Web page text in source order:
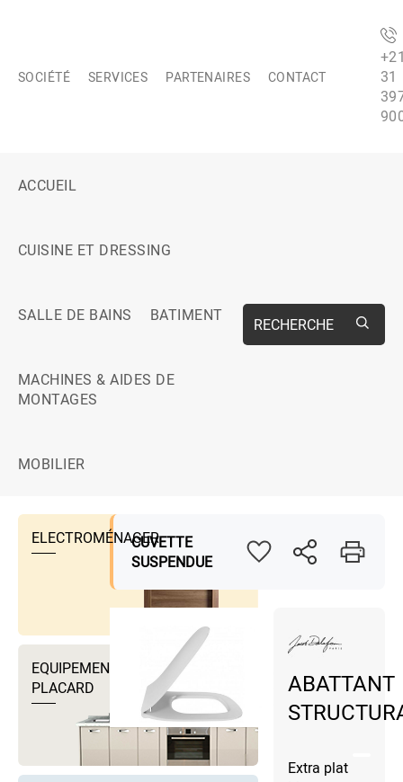
SOCIÉTÉ SERVICES PARTENAIRES CONTACT
31
ACCUEIL
CUISINE ET DRESSING
SALLE DE BAINS BATIMENT
MACHINES & AIDES DE
MONTAGES
MOBILIER
RECHERCHE
ELECTROMÉNAGER
EQUIPEMENTS DRESSING ET
PLACARD
CUVETTE
SUSPENDUE
ABATTANT
Extra plat